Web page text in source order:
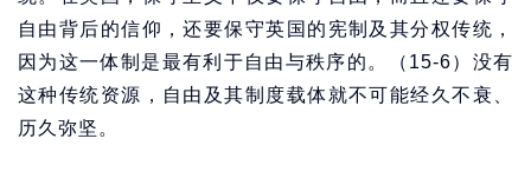
自由背后的信仰，还要保守英国的宪制及其分权传统，
因为这一体制是最有利于自由与秩序的。（15-6）没有
这种传统资源，自由及其制度载体就不可能经久不衰、
历久弥坚。